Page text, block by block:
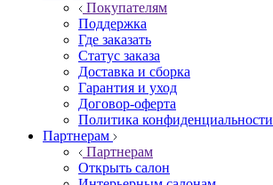
Покупателям
Поддержка
Где заказать
Статус заказа
Доставка и сборка
Гарантия и уход
Договор-оферта
Политика конфиденциальности
Партнерам
Партнерам
Открыть салон